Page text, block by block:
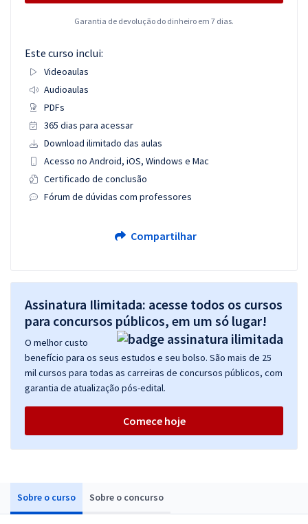
Sobre o curso Sobre o concurso
Garantia de devolução do dinheiro em 7 dias.
Este curso inclui:
Videoaulas
Audioaulas
PDFs
365 dias para acessar
Download ilimitado das aulas
Acesso no Android, iOS, Windows e Mac
Certificado de conclusão
Fórum de dúvidas com professores
Compartilhar
Assinatura Ilimitada: acesse todos os cursos
para concursos públicos, em um só lugar!
O melhor custo
benefício para os seus estudos e seu bolso. São mais de 25
mil cursos para todas as carreiras de concursos públicos, com
garantia de atualização pós-edital.
Comece hoje